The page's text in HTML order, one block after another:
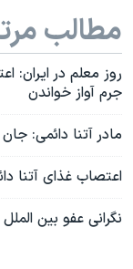
مطالب
روز معلم در ایران:
جرم آواز خواندن
مادر آتنا دائمی:
اعتصاب غذای آتنا
نگرانی عفو بین